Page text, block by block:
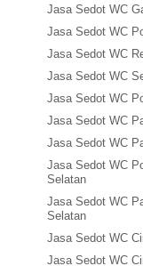
Jasa Sedot WC
Jasa Sedot WC
Jasa Sedot WC
Jasa Sedot WC
Jasa Sedot WC
Jasa Sedot WC
Jasa Sedot WC
Jasa Sedot WC
Selatan
Jasa Sedot WC
Selatan
Jasa Sedot WC
Jasa Sedot WC